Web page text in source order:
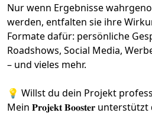
Nur wenn Ergebnisse
werden, entfalten sie ihre
Formate dafür: persönliche
Roadshows, Social Media,
– und vieles mehr.
💡 Willst du dein Projekt
Mein 𝐏𝐫𝐨𝐣𝐞𝐤𝐭 𝐁𝐨𝐨𝐬𝐭𝐞𝐫 unterstützt